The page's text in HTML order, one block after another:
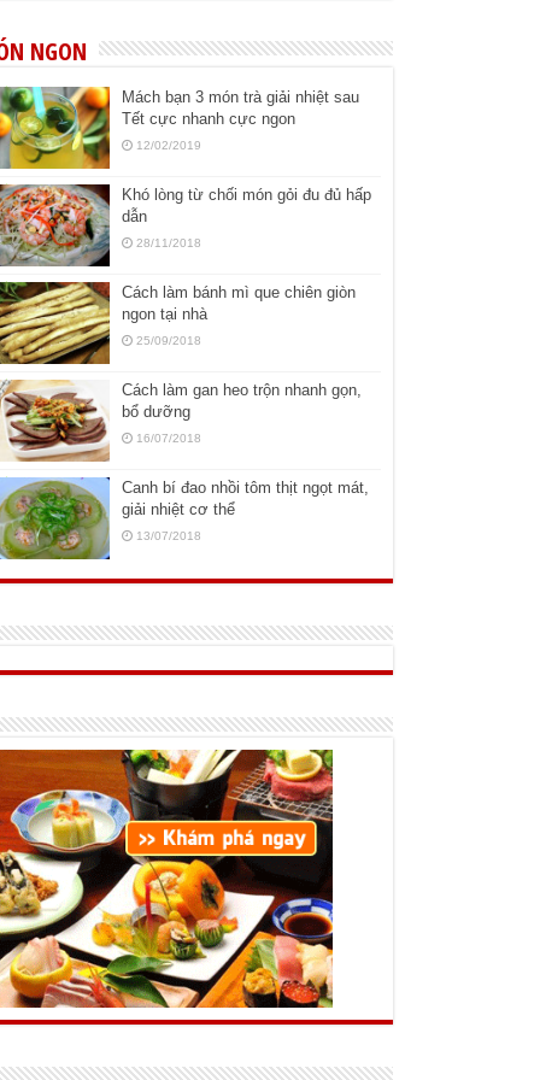
NGON
Mách bạn 3 món trà giải nhiệt sau
Tết cực nhanh cực ngon
12/02/2019
Khó lòng từ chối món gỏi đu đủ hấp
dẫn
28/11/2018
Cách làm bánh mì que chiên giòn
ngon tại nhà
25/09/2018
Cách làm gan heo trộn nhanh gọn,
bổ dưỡng
16/07/2018
Canh bí đao nhồi tôm thịt ngọt mát,
giải nhiệt cơ thể
13/07/2018